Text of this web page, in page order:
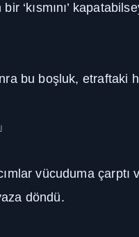
‘kısmını’
bu boşluk, etraftaki
」
vücuduma
döndü.